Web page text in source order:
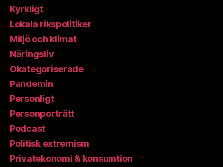
Kyrkligt
Lokala rikspolitiker
Miljö och klimat
Näringsliv
Okategoriserade
Pandemin
Personligt
Personporträtt
Podcast
Politisk extremism
Privatekonomi & konsumtion